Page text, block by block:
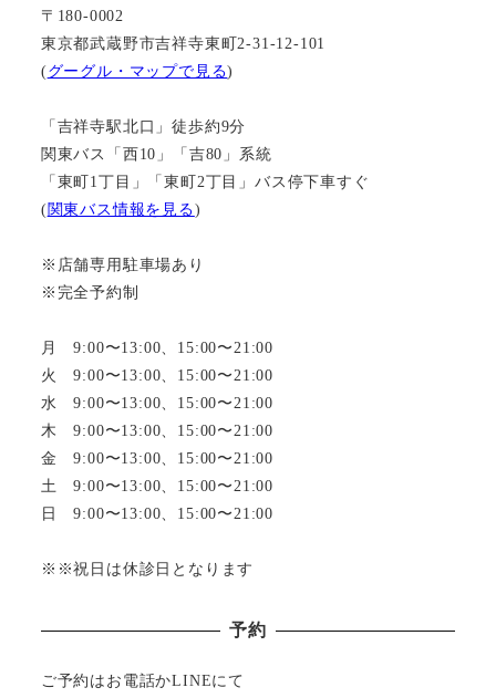
〒180-0002
東京都武蔵野市吉祥寺東町2-31-12-101
(グーグル・マップで見る)
「吉祥寺駅北口」徒歩約9分
関東バス「西10」「吉80」系統
「東町1丁目」「東町2丁目」バス停下車すぐ
(関東バス情報を見る)
※店舗専用駐車場あり
※完全予約制
月 9:00〜13:00、15:00〜21:00
火 9:00〜13:00、15:00〜21:00
水 9:00〜13:00、15:00〜21:00
木 9:00〜13:00、15:00〜21:00
金 9:00〜13:00、15:00〜21:00
土 9:00〜13:00、15:00〜21:00
日 9:00〜13:00、15:00〜21:00
※※祝日は休診日となります
予約
ご予約はお電話かLINEにて